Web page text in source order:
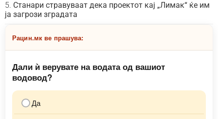
Станари стравуваат дека проектот кај „Лимак“ ќе им
ја загрози зградата
Рацин.мк ве прашува:
Дали ѝ верувате на водата од вашиот
водовод?
Да